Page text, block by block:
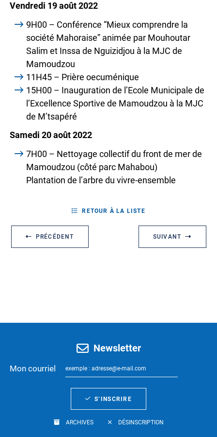
Vendredi 19 août 2022
9H00 – Conférence “Mieux comprendre la
société Mahoraise” animée par Mouhoutar
Salim et Inssa de Nguizidjou à la MJC de
Mamoudzou
11H45 – Prière oecuménique
15H00 – Inauguration de l’Ecole Municipale de
l’Excellence Sportive de Mamoudzou à la MJC
de M’tsapéré
Samedi 20 août 2022
7H00 – Nettoyage collectif du front de mer de
Mamoudzou (côté parc Mahabou)
Plantation de l’arbre du vivre-ensemble
PRÉCÉDENT
RETOUR À LA LISTE
SUIVANT
Newsletter
Mon courriel
S’INSCRIRE
ARCHIVES DÉSINSCRIPTION